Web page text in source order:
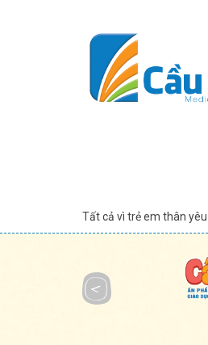
Tất cả vì trẻ em thân yêu